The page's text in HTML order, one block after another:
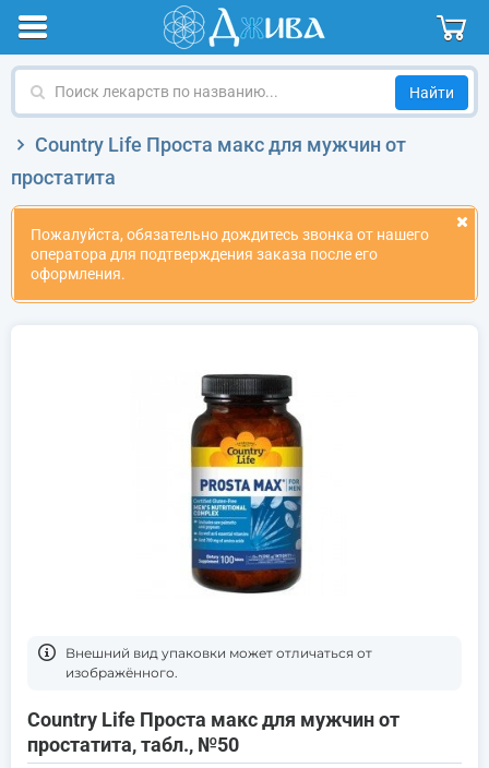
Поиск
названию
Country Life Проста макс для мужчин от
простатита
Пожалуйста, обязательно дождитесь звонка от нашего
оператора для подтверждения заказа после его
оформления.
Bнешний вид упаковки может отличаться от
изображённого.
Country Life Проста макс для мужчин от
простатита, табл., №50